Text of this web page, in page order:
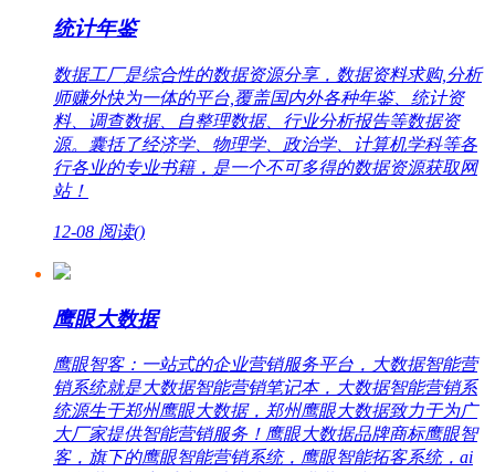
统计年鉴
数据工厂是综合性的数据资源分享，数据资料求购,分析
师赚外快为一体的平台,覆盖国内外各种年鉴、统计资
料、调查数据、自整理数据、行业分析报告等数据资
源。囊括了经济学、物理学、政治学、计算机学科等各
行各业的专业书籍，是一个不可多得的数据资源获取网
站！
12-08 阅读()
鹰眼大数据
鹰眼智客：一站式的企业营销服务平台，大数据智能营
销系统就是大数据智能营销笔记本，大数据智能营销系
统源生于郑州鹰眼大数据，郑州鹰眼大数据致力于为广
大厂家提供智能营销服务！鹰眼大数据品牌商标鹰眼智
客，旗下的鹰眼智能营销系统，鹰眼智能拓客系统，ai